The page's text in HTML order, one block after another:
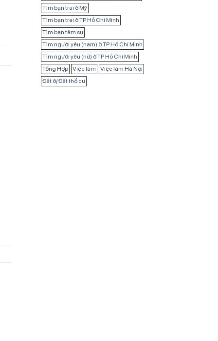
Tìm bạn trai ở Mỹ
Tìm bạn trai ở TP Hồ Chí Minh
Tìm bạn tâm sự
Tìm người yêu (nam) ở TP Hồ Chí Minh
Tìm người yêu (nữ) ở TP Hồ Chí Minh
Tổng Hợp
Việc làm
Việc làm Hà Nội
Đất ở/ Đất thổ cư